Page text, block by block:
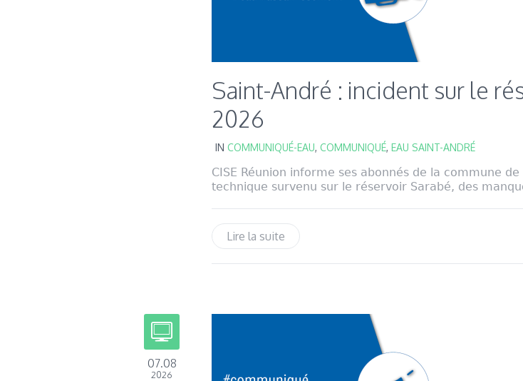
Saint-André : incident sur le
2026
IN COMMUNIQUÉ-EAU, COMMUNIQUÉ, EAU SAINT-ANDRÉ
CISE Réunion informe ses abonnés de la commune
technique survenu sur le réservoir Sarabé, des
Lire la suite
07.08
2026